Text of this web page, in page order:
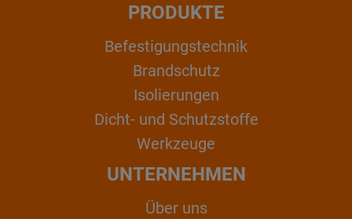
PRODUKTE
Befestigungstechnik
Brandschutz
Isolierungen
Dicht- und Schutzstoffe
Werkzeuge
UNTERNEHMEN
Über uns